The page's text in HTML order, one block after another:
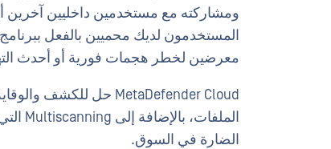
ومشاركته مع مستخدمين داخليين آخرين
المستخدمون لديك محميين بالفعل
معرضين لخطر هجمات فورية أو أحدث
الضارة في السوق.